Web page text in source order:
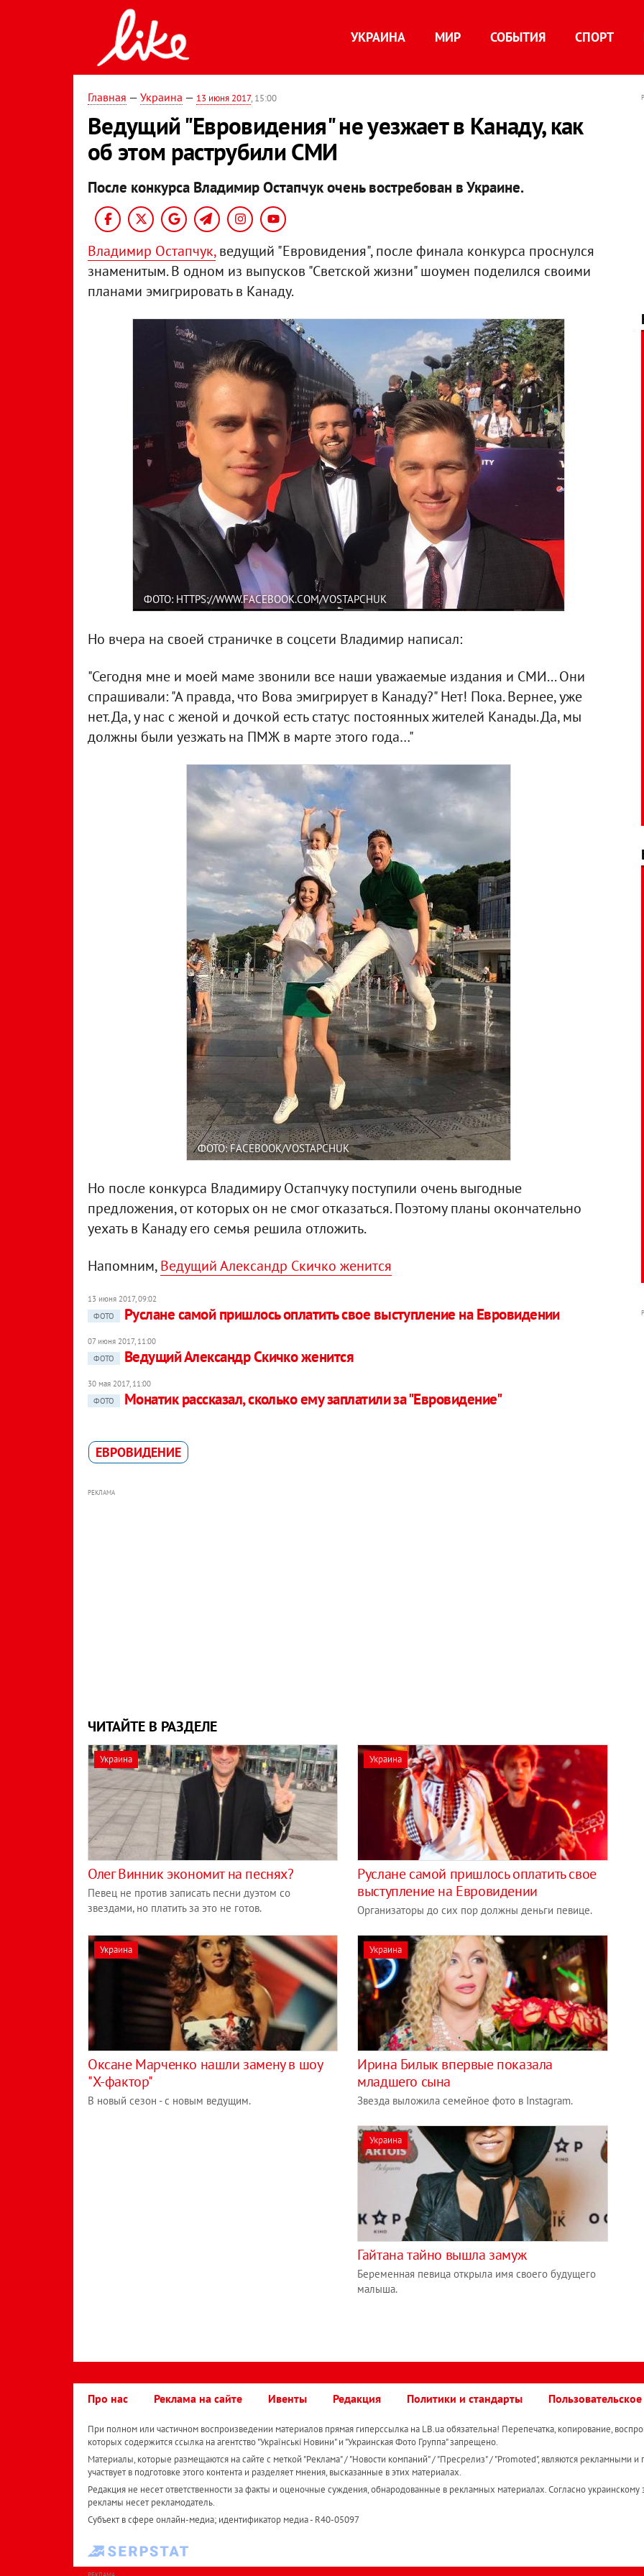
УКРАИНА МИР СОБЫТИЯ СПОРТ
Главная — Украина — 13 июня 2017, 15:00
Ведущий "Евровидения" не уезжает в Канаду, как
об этом раструбили СМИ
После конкурса Владимир Остапчук очень востребован в Украине.
Владимир Остапчук,ведущий "Евровидения", после финала конкурса проснулся
знаменитым. В одном из выпусков "Светской жизни" шоумен поделился своими
планами эмигрировать в Канаду.
ФОТО: HTTPS://WWW.FACEBOOK.COM/VOSTAPCHUK
Но вчера на своей страничке в соцсети Владимир написал:
"Сегодня мне и моей маме звонили все наши уважаемые издания и СМИ... Они
спрашивали: "А правда, что Вова эмигрирует в Канаду?" Нет! Пока. Вернее, уже
нет. Да, у нас с женой и дочкой есть статус постоянных жителей Канады. Да, мы
должны были уезжать на ПМЖ в марте этого года…"
ФОТО: FACEBOOK/VOSTAPCHUK
Но после конкурса Владимиру Остапчуку поступили очень выгодные
предложения, от которых он не смог отказаться. Поэтому планы окончательно
уехать в Канаду его семья решила отложить.
Напомним,Ведущий Александр Скичко женится
13 июня 2017, 09:02
ФОТО
Руслане самой пришлось оплатить свое выступление на Евровидении
07 июня 2017, 11:00
ФОТО
Ведущий Александр Скичко женится
30 мая 2017, 11:00
ФОТО
Монатик рассказал, сколько ему заплатили за "Евровидение"
ЕВРОВИДЕНИЕ
РЕКЛАМА
ЧИТАЙТЕ В РАЗДЕЛЕ
Украина
Олег Винник экономит на песнях?
Певец не против записать песни дуэтом со
звездами, но платить за это не готов.
Украина
Руслане самой пришлось оплатить свое
выступление на Евровидении
Организаторы до сих пор должны деньги певице.
Украина
Оксане Марченко нашли замену в шоу
"Х-фактор"
В новый сезон - с новым ведущим.
Украина
Ирина Билык впервые показала
младшего сына
Звезда выложила семейное фото в Instagram.
Украина
Гайтана тайно вышла замуж
Беременная певица открыла имя своего будущего
малыша.
Про нас Реклама на сайте Ивенты Редакция Политики и стандарты
При полном или частичном воспроизведении материалов прямая гиперссылка на LB.ua обязательна! Перепечатка, копирование,
которых содержится ссылка на агентство "Українськi Новини" и "Украинская Фото Группа" запрещено.
Материалы, которые размещаются на сайте с меткой "Реклама" / "Новости компаний" / "Пресрелиз" / "Promoted", являются рекламными и
участвует в подготовке этого контента и разделяет мнения, высказанные в этих материалах.
Редакция не несет ответственности за факты и оценочные суждения, обнародованные в рекламных материалах. Согласно украинскому
рекламы несет рекламодатель.
Субъект в сфере онлайн-медиа; идентификатор медиа - R40-05097